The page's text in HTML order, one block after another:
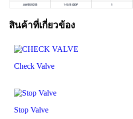
สินค้าที่เกี่ยวข้อง
Check Valve
Stop Valve